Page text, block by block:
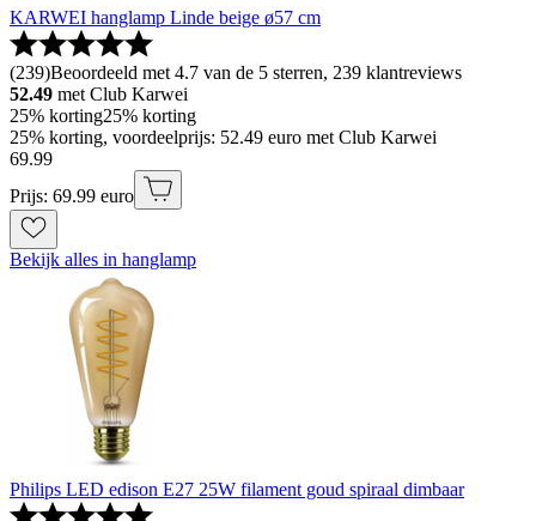
KARWEI hanglamp Linde beige ø57 cm
(239)Beoordeeld met 4.7 van de 5 sterren, 239 klantreviews
52.49 met Club Karwei
25% korting25% korting
25% korting, voordeelprijs: 52.49 euro met Club Karwei
69.99
Prijs: 69.99 euro
Bekijk alles in hanglamp
Philips LED edison E27 25W filament goud spiraal dimbaar